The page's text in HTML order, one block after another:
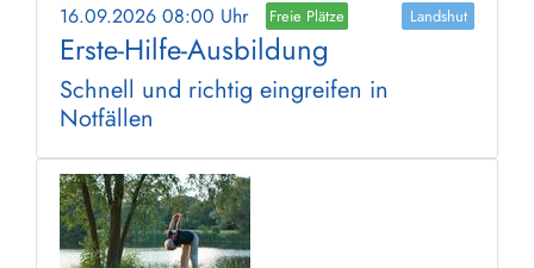
16.09.2026 08:00 Uhr Freie Plätze Landshut
Erste-Hilfe-Ausbildung
Schnell und richtig eingreifen in
Notfällen